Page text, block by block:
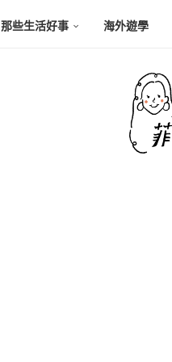
那些生活好事 海外遊學